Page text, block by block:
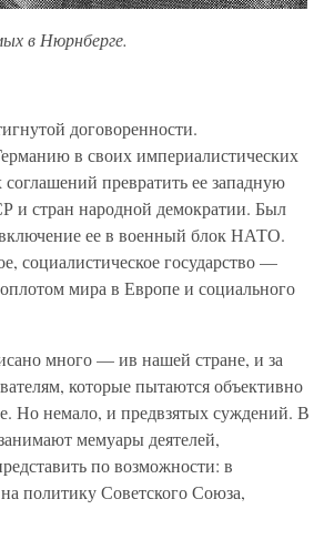
в Нюрнберге.
договоренности.
в своих империалистических
превратить ее западную
и стран народной демократии. Был
ее в военный блок НАТО.
социалистическое государство —
мира в Европе и социального
много — ив нашей стране, и за
которые пытаются объективно
Но немало, и предвзятых суждений. В
мемуары деятелей,
по возможности: в
политику Советского Союза,